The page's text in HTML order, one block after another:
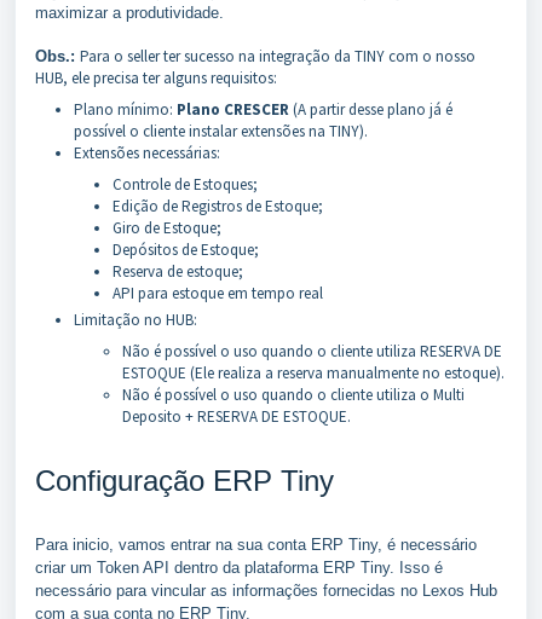
maximizar a produtividade.
Obs.: Para o seller ter sucesso na integração da TINY com o nosso
HUB, ele precisa ter alguns requisitos:
Plano mínimo: Plano CRESCER(A partir desse plano já é
possível o cliente instalar extensões na TINY).
Extensões necessárias:
Controle de Estoques;
Edição de Registros de Estoque;
Giro de Estoque;
Depósitos de Estoque;
Reserva de estoque;
API para estoque em tempo real
Limitação no HUB:
Não é possível o uso quando o cliente utiliza RESERVA DE
ESTOQUE (Ele realiza a reserva manualmente no estoque).
Não é possível o uso quando o cliente utiliza o Multi
Deposito + RESERVA DE ESTOQUE.
Configuração ERP Tiny
Para inicio, vamos entrar na sua conta ERP Tiny, é necessário
criar um Token API dentro da plataforma ERP Tiny. Isso é
necessário para vincular as informações fornecidas no Lexos Hub
com a sua conta no ERP Tiny.